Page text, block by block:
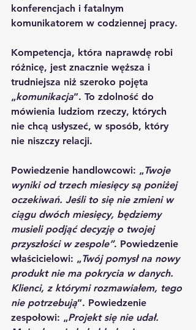
konferencjach i fatalnym
komunikatorem w codziennej pracy.
Kompetencja, która naprawdę robi
różnicę, jest znacznie węższa i
trudniejsza niż szeroko pojęta
„komunikacja”. To zdolność do
mówienia ludziom rzeczy, których
nie chcą usłyszeć, w sposób, który
nie niszczy relacji.
Powiedzenie handlowcowi: „Twoje
wyniki od trzech miesięcy są poniżej
oczekiwań. Jeśli to się nie zmieni w
ciągu dwóch miesięcy, będziemy
musieli podjąć decyzję o twojej
przyszłości w zespole”. Powiedzenie
właścicielowi: „Twój pomysł na nowy
produkt nie ma pokrycia w danych.
Klienci, z którymi rozmawiałem, tego
nie potrzebują”. Powiedzenie
zespołowi: „Projekt się nie udał.